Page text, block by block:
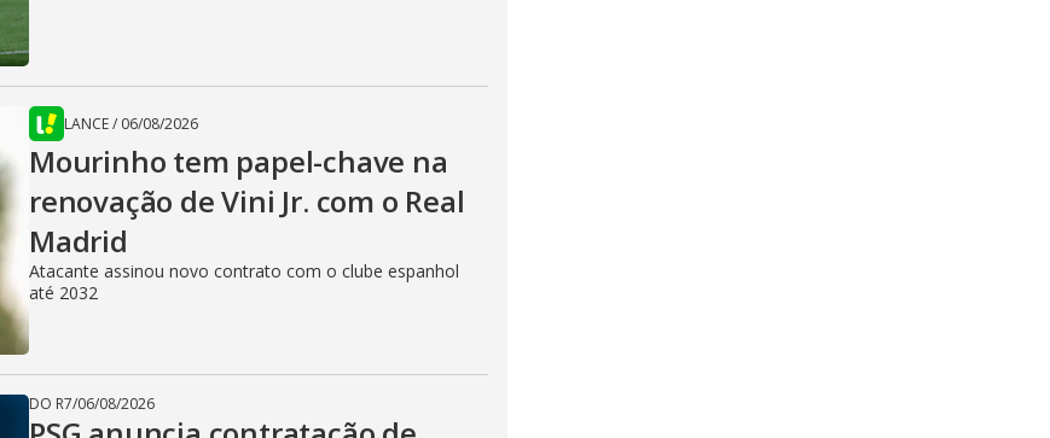
LANCE/ 06/08/2026
Mourinho tem papel-chave na
renovação de Vini Jr. com o Real
Madrid
Atacante assinou novo contrato com o clube espanhol
até 2032
DO R7/06/08/2026